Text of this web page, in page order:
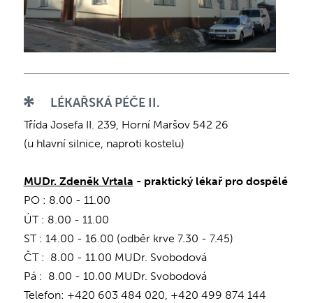
LÉKAŘSKÁ PÉČE II.
Třída Josefa II. 239, Horní Maršov 542 26
(u hlavní silnice, naproti kostelu)
MUDr. Zdeněk Vrtala - praktický lékař pro dospělé
PO : 8.00 - 11.00
ÚT : 8.00 - 11.00
ST : 14.00 - 16.00 (odběr krve 7.30 - 7.45)
ČT : 8.00 - 11.00 MUDr. Svobodová
Pá : 8.00 - 10.00 MUDr. Svobodová
Telefon: +420 603 484 020, +420 499 874 144